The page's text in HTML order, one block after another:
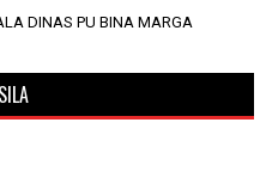
DINAS PU BINA MARGA